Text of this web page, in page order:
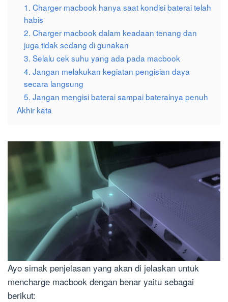
1. Charger macbook hanya saat kondisi baterai telah
habis
2. Charger macbook dalam keadaan tenang dan
juga tidak sedang di gunakan
3. Selalu cek suhu yang ada pada macbook
4. Jangan melakukan kegiatan pengisian daya
secara langsung
5. Jangan mengisi baterai sampai baterainya penuh
Akhir kata
Ayo simak penjelasan yang akan di jelaskan untuk
mencharge macbook dengan benar yaitu sebagai
berikut: